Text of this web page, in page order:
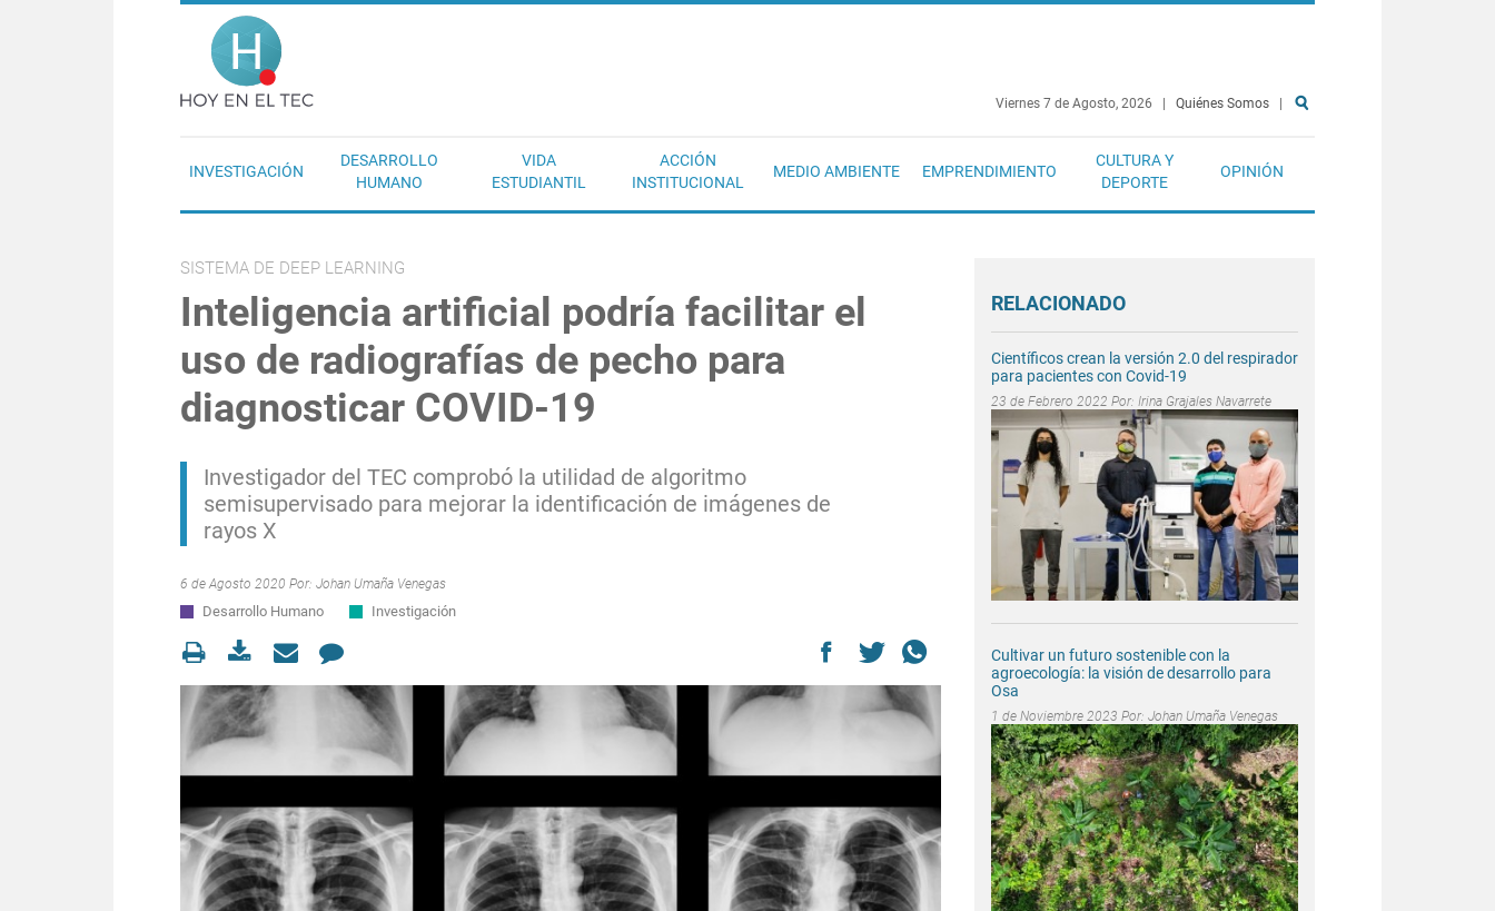
Pasar al contenido principal
Viernes 7 de Agosto, 2026 Quiénes Somos
INVESTIGACIÓN
DESARROLLO
HUMANO
VIDA
ESTUDIANTIL
ACCIÓN
INSTITUCIONAL
MEDIO AMBIENTE EMPRENDIMIENTO
CULTURA Y
DEPORTE
OPINIÓN
SISTEMA DE DEEP LEARNING
Inteligencia artificial podría facilitar el
uso de radiografías de pecho para
diagnosticar COVID-19
Investigador del TEC comprobó la utilidad de algoritmo
semisupervisado para mejorar la identificación de imágenes de
rayos X
6 de Agosto 2020 Por: Johan Umaña Venegas
Desarrollo Humano Investigación
RELACIONADO
Científicos crean la versión 2.0 del respirador
para pacientes con Covid-19
23 de Febrero 2022 Por: Irina Grajales Navarrete
Cultivar un futuro sostenible con la
agroecología: la visión de desarrollo para
Osa
1 de Noviembre 2023 Por: Johan Umaña Venegas